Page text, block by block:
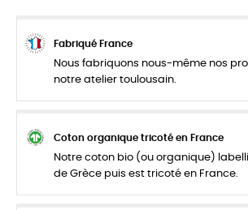
Fabriqué France
Nous fabriquons nous-même nos
notre atelier toulousain.
Coton organique tricoté en France
Notre coton bio (ou organique)
de Grèce puis est tricoté en France.